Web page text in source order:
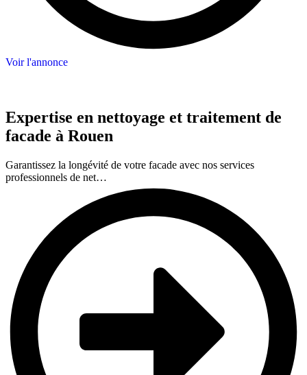
Voir l'annonce
Expertise en nettoyage et traitement de
facade à Rouen
Garantissez la longévité de votre facade avec nos services
professionnels de net…